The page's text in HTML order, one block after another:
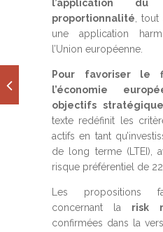
l’application
proportionnalité ,
une application
l’Union européenne.
Pour favoriser le
l’économie
objectifs
texte redéfinit les
actifs en tant
de long terme (LTEI),
risque préférentiel de 22
Les propositions
concernant la risk
confirmées dans la